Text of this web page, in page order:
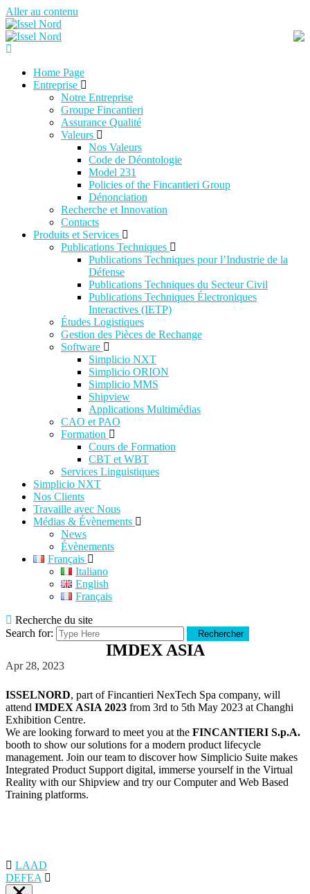
Aller au contenu
Home Page
Entreprise
Notre Entreprise
Groupe Fincantieri
Assurance Qualité
Valeurs
Nos Valeurs
Code de Déontologie
Model 231
Policies of the Fincantieri Group
Dénonciation
Recherche et Innovation
Contacts
Produits et Services
Publications Techniques
Publications Techniques pour l’Industrie de la
Défense
Publications Techniques du Secteur Civil
Publications Techniques Électroniques
Interactives (IETP)
Études Logistiques
Gestion des Pièces de Rechange
Software
Simplicio NXT
Simplicio ORION
Simplicio MMS
Shipview
Applications Multimédias
CAO et PAO
Formation
Cours de Formation
CBT et WBT
Services Linguistiques
Simplicio NXT
Nos Clients
Travaille avec Nous
Médias & Évènements
News
Évènements
Français
Italiano
English
Français
Recherche du site
Search for:
Rechercher
IMDEX ASIA
Apr 28, 2023
ISSELNORD, part of Fincantieri NexTech Spa company, will
attend IMDEX ASIA 2023 from 3rd to 5th May 2023 at Changhi
Exhibition Centre.
We are looking forward to meet you at the FINCANTIERI S.p.A.
booth to show our solutions for a modern product lifecycle
management. Join our team to discover how Simplicio Suite makes
Integrated Product Support digital, immerse yourself in the Virtual
Reality with our Shipview and try our Computer and Web Based
Training platforms.
LAAD
DEFEA